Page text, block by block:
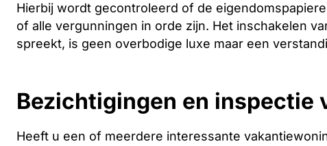
Hierbij wordt gecontroleerd of de
of alle vergunningen in orde zijn. Het inschakelen
spreekt, is geen overbodige luxe maar een
Bezichtigingen en inspectie
Heeft u een of meerdere interessante